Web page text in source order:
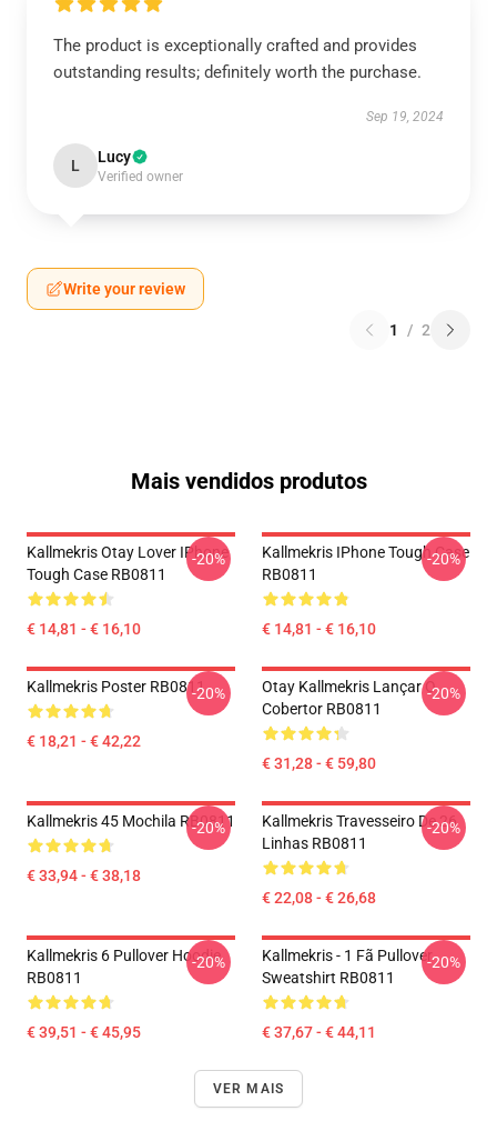
The product is exceptionally crafted and provides
outstanding results; definitely worth the purchase.
Sep 19, 2024
L Lucy
Verified owner
Write your review
1 / 2
Mais vendidos produtos
Kallmekris Otay Lover IPhone
Tough Case RB0811
€ 14,81 - € 16,10
-20%
Kallmekris IPhone Tough Case
RB0811
€ 14,81 - € 16,10
-20%
Kallmekris Poster RB0811
€ 18,21 - € 42,22
-20%
Otay Kallmekris Lançar O
Cobertor RB0811
€ 31,28 - € 59,80
-20%
Kallmekris 45 Mochila RB0811
€ 33,94 - € 38,18
-20%
Kallmekris Travesseiro De 26
Linhas RB0811
€ 22,08 - € 26,68
-20%
Kallmekris 6 Pullover Hoodie
RB0811
€ 39,51 - € 45,95
-20%
Kallmekris - 1 Fã Pullover
Sweatshirt RB0811
€ 37,67 - € 44,11
-20%
VER MAIS